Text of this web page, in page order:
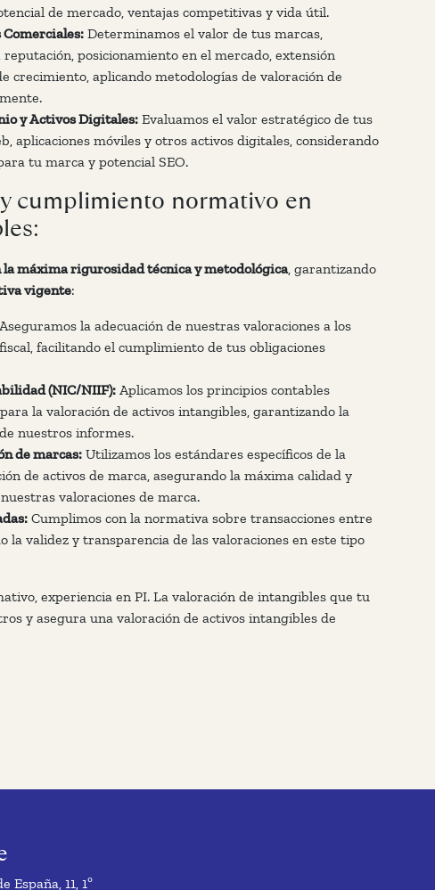
de mercado, ventajas competitivas y vida útil.
Determinamos el valor de tus marcas,
posicionamiento en el mercado, extensión
crecimiento, aplicando metodologías de valoración de
y Activos Digitales:Evaluamos el valor estratégico de tus
aplicaciones móviles y otros activos digitales, considerando
tu marca y potencial SEO.
cumplimiento normativo en
la máxima rigurosidad técnica y metodológica, garantizando
vigente:
la adecuación de nuestras valoraciones a los
facilitando el cumplimiento de tus obligaciones
(NIC/NIIF):Aplicamos los principios contables
la valoración de activos intangibles, garantizando la
nuestros informes.
de marcas:Utilizamos los estándares específicos de la
de activos de marca, asegurando la máxima calidad y
valoraciones de marca.
Cumplimos con la normativa sobre transacciones entre
la validez y transparencia de las valoraciones en este tipo
experiencia en PI. La valoración de intangibles que tu
y asegura una valoración de activos intangibles de
España, 11, 1º